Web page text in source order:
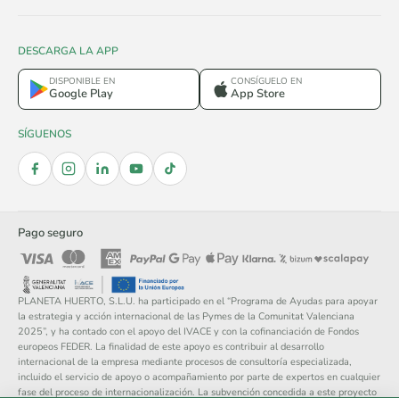
DESCARGA LA APP
DISPONIBLE EN
Google Play
CONSÍGUELO EN
App Store
SÍGUENOS
Pago seguro
PLANETA HUERTO, S.L.U. ha participado en el “Programa de Ayudas para apoyar
la estrategia y acción internacional de las Pymes de la Comunitat Valenciana
2025”, y ha contado con el apoyo del IVACE y con la cofinanciación de Fondos
europeos FEDER. La finalidad de este apoyo es contribuir al desarrollo
internacional de la empresa mediante procesos de consultoría especializada,
incluido el servicio de apoyo o acompañamiento por parte de expertos en cualquier
fase del proceso de internacionalización. La subvención concedida a este proyecto